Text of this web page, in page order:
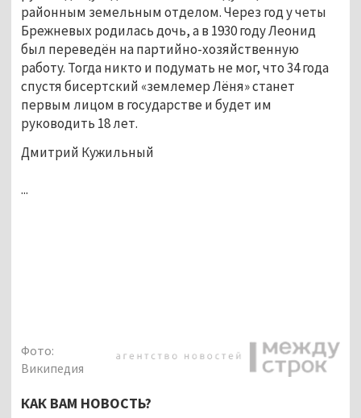
районным земельным отделом. Через год у четы
Брежневых родилась дочь, а в 1930 году Леонид
был переведён на партийно-хозяйственную
работу. Тогда никто и подумать не мог, что 34 года
спустя бисертский «землемер Лёня» станет
первым лицом в государстве и будет им
руководить 18 лет.
Дмитрий Кужильный
...
Фото:
Википедия
КАК ВАМ НОВОСТЬ?